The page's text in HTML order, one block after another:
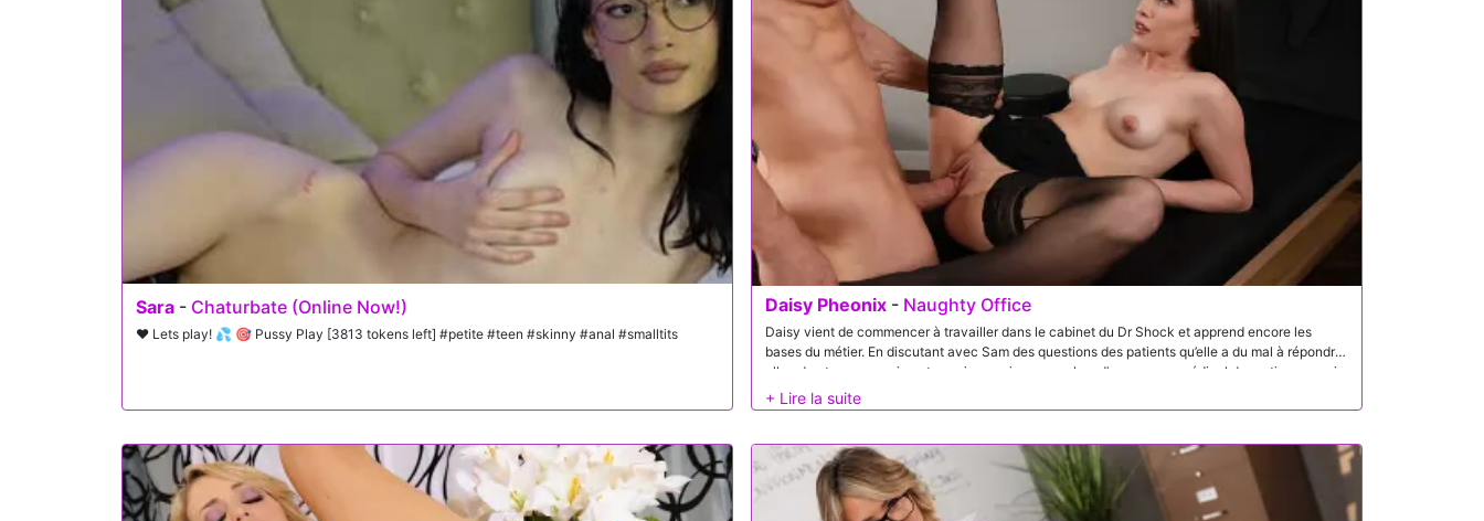
confiance audacieuse de Lola rend vite la décision beaucoup plus facile pour lui.
Sara - Chaturbate (Online Now!)
❤️ Lets play! 💦 🎯 Pussy Play [3813 tokens left] #petite #teen #skinny #anal #smalltits
Daisy Pheonix - Naughty Office
Daisy vient de commencer à travailler dans le cabinet du Dr Shock et apprend encore les
bases du métier. En discutant avec Sam des questions des patients qu’elle a du mal à répondre,
elle admet ne pas vraiment savoir ce qui se passe lors d’un examen médical de routine, ce qui
le surprend, surtout que les patients lui posent souvent des questions à ce sujet. Daisy explique
qu’elle n’a que dix-neuf ans et qu’elle n’en a jamais eu elle-même. Voyant une opportunité de lui
qu’elle comprenne mieux le processus. Bien qu’elle soit nerveuse au début, Daisy accepte alors
qu’il lui explique les différentes étapes de l’examen. Au fur et à mesure de l’examen, la situation
devient plus intime que prévu, et la démonstration professionnelle commence à se transformer
en quelque chose de personnel entre eux.